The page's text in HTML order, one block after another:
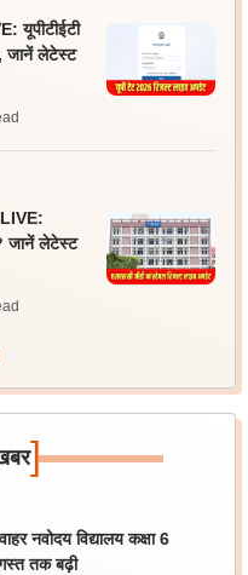
यूपीटीईटी
लेटेस्ट
जानें लेटेस्ट
]
विद्यालय कक्षा 6
तक बढ़ी